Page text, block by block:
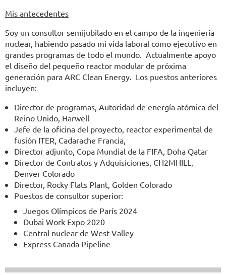
Mis antecedentes
Soy un consultor semijubilado en el campo de la ingeniería
nuclear, habiendo pasado mi vida laboral como ejecutivo en
grandes programas de todo el mundo. Actualmente apoyo
el diseño del pequeño reactor modular de próxima
generación para ARC Clean Energy. Los puestos anteriores
incluyen:
Director de programas, Autoridad de energía atómica del
Reino Unido, Harwell
Jefe de la oficina del proyecto, reactor experimental de
fusión ITER, Cadarache Francia,
Director adjunto, Copa Mundial de la FIFA, Doha Qatar
Director de Contratos y Adquisiciones, CH2MHILL,
Denver Colorado
Director, Rocky Flats Plant, Golden Colorado
Puestos de consultor superior:
Juegos Olímpicos de París 2024
Dubai Work Expo 2020
Central nuclear de West Valley
Express Canada Pipeline